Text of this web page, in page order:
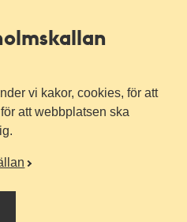
vi kakor, cookies, för att
att webbplatsen ska